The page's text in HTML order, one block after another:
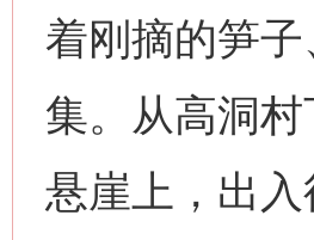
着刚摘的笋
集。从高洞
悬崖上，出